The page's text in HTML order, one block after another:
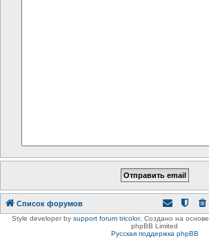
Список форумов
Style developer by support forum tricolor, Создано на основе
phpBB Limited
Русская поддержка phpBB